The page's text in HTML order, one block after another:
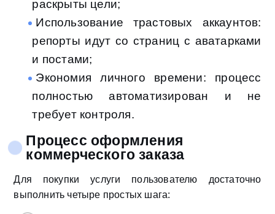
раскрыты цели;
Использование трастовых аккаунтов:
репорты идут со страниц с аватарками
и постами;
Экономия личного времени: процесс
полностью автоматизирован и не
требует контроля.
Процесс оформления
коммерческого заказа
Для покупки услуги пользователю достаточно
выполнить четыре простых шага: